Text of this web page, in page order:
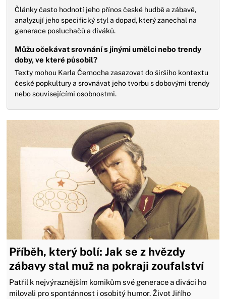
Články často hodnotí jeho přínos české hudbě a zábavě,
analyzují jeho specifický styl a dopad, který zanechal na
generace posluchačů a diváků.
Můžu očekávat srovnání s jinými umělci nebo trendy
doby, ve které působil?
Texty mohou Karla Černocha zasazovat do širšího kontextu
české popkultury a srovnávat jeho tvorbu s dobovými trendy
nebo souvisejícími osobnostmi.
Příběh, který bolí: Jak se z hvězdy
zábavy stal muž na pokraji zoufalství
Patřil k nejvýraznějším komikům své generace a diváci ho
milovali pro spontánnost i osobitý humor. Život Jiřího